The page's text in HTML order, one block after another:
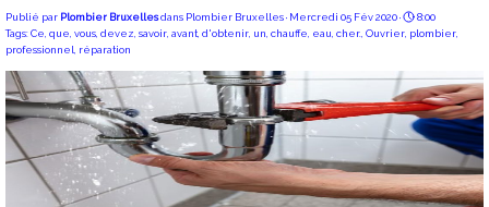
Publié par Plombier Bruxellesdans Plombier Bruxelles· Mercredi 05 Fév 2020 ·
8:00
Tags:Ce que vous devez savoir avant d'obtenir un chauffe eau cher. Ouvrier plombier
professionnel réparation